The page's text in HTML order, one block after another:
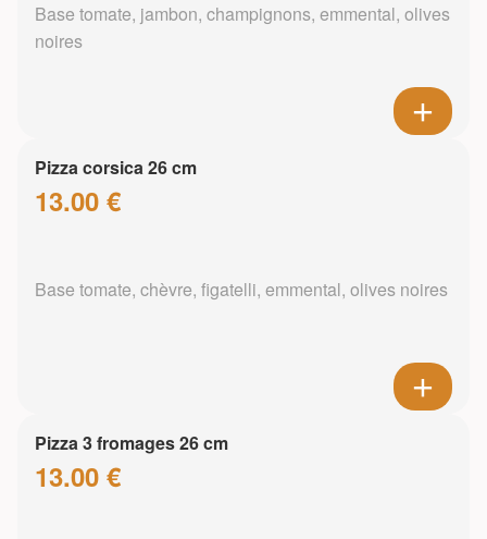
Base tomate, jambon, champignons, emmental, olives
noires
Pizza corsica 26 cm
13.00 €
Base tomate, chèvre, figatelli, emmental, olives noires
Pizza 3 fromages 26 cm
13.00 €